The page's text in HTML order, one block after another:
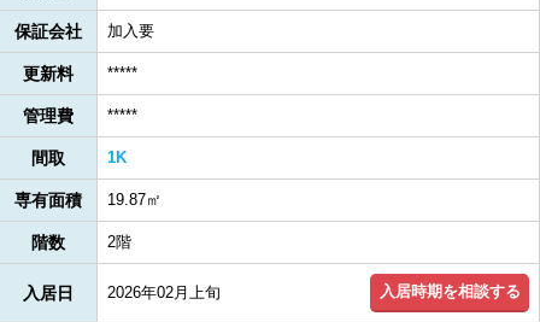
保証会社 加入要
更新料 *****
管理費 *****
間取 1K
専有面積 19.87㎡
階数 2階
入居日 2026年02月上旬 入居時期を相談する